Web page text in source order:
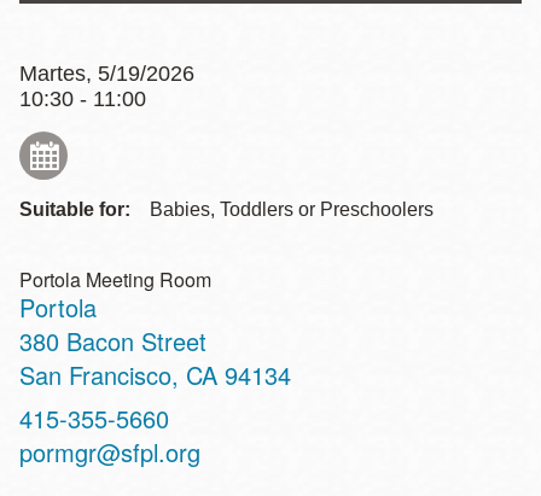
Martes, 5/19/2026
10:30 - 11:00
Suitable for: Babies, Toddlers or Preschoolers
Portola Meeting Room
Portola
Address
380 Bacon Street
San Francisco, CA 94134
Contact
Telephone
415-355-5660
pormgr@sfpl.org